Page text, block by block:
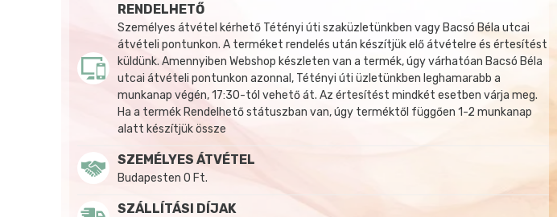
RENDELHETŐ
Személyes átvétel kérhető Tétényi úti szaküzletünkben vagy Bacsó Béla utcai
átvételi pontunkon. A terméket rendelés után készítjük elő átvételre és értesítést
küldünk. Amennyiben Webshop készleten van a termék, úgy várhatóan Bacsó Béla
utcai átvételi pontunkon azonnal, Tétényi úti üzletünkben leghamarabb a
munkanap végén, 17:30-tól vehető át. Az értesítést mindkét esetben várja meg.
Ha a termék Rendelhető státuszban van, úgy terméktől függően 1-2 munkanap
alatt készítjük össze
SZEMÉLYES ÁTVÉTEL
Budapesten 0 Ft.
SZÁLLÍTÁSI DÍJAK